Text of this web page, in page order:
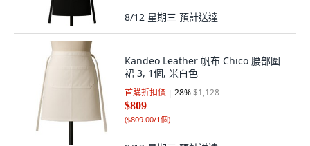
8/12 星期三 預計送達
Kandeo Leather 帆布 Chico 腰部圍
裙 3, 1個, 米白色
首購折扣價 28%$1,128
$809
($809.00/1個)